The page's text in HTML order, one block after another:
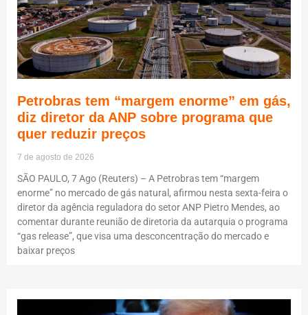
Petrobras tem “margem enorme” em gás,
diz diretor da ANP sobre programa que
quer reduzir preços
7 de agosto de 2026
SÃO PAULO, 7 Ago (Reuters) – A Petrobras tem “margem
enorme” no mercado de gás natural, afirmou nesta sexta-feira o
diretor da agência reguladora do setor ANP Pietro Mendes, ao
comentar durante reunião de diretoria da autarquia o programa
“gas release”, que visa uma desconcentração do mercado e
baixar preços